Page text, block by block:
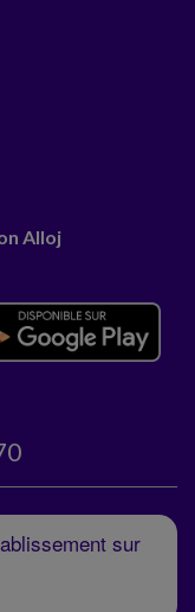
Alloj
sur